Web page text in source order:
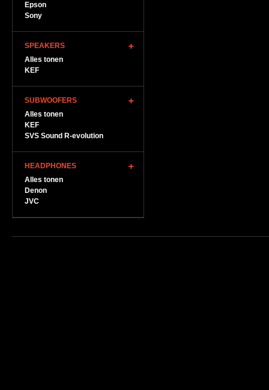
Epson
Sony
SPEAKERS
Alles tonen
KEF
SUBWOOFERS
Alles tonen
KEF
SVS Sound R-evolution
HEADPHONES
Alles tonen
Denon
JVC